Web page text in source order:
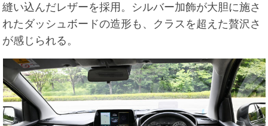
縫い込んだレザーを採用。シルバー加飾が大胆に施さ
れたダッシュボードの造形も、クラスを超えた贅沢さ
が感じられる。